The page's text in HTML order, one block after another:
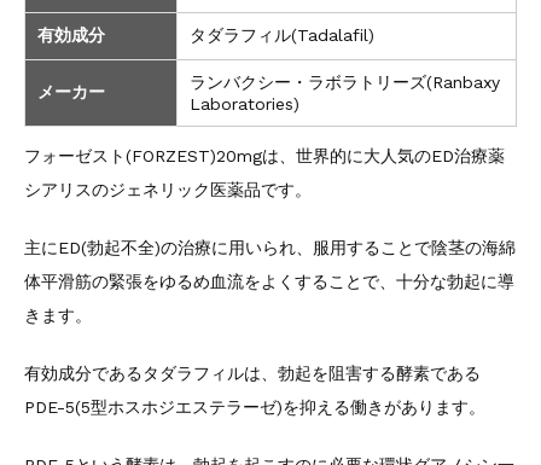
有効成分 タダラフィル(Tadalafil)
メーカー
ランバクシー・ラボラトリーズ(Ranbaxy
Laboratories)
フォーゼスト(FORZEST)20mgは、世界的に大人気のED治療薬
シアリスのジェネリック医薬品です。
主にED(勃起不全)の治療に用いられ、服用することで陰茎の海綿
体平滑筋の緊張をゆるめ血流をよくすることで、十分な勃起に導
きます。
有効成分であるタダラフィルは、勃起を阻害する酵素である
PDE-5(5型ホスホジエステラーゼ)を抑える働きがあります。